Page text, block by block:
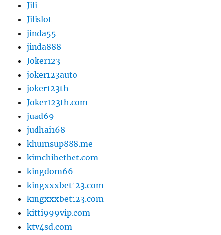
Jili
Jilislot
jinda55
jinda888
Joker123
joker123auto
joker123th
Joker123th.com
juad69
judhai168
khumsup888.me
kimchibetbet.com
kingdom66
kingxxxbet123.com
kingxxxbet123.com
kitti999vip.com
ktv4sd.com